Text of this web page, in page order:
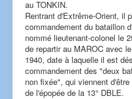
au TONKIN.
Rentrant d'Extrême-Orient, il
commandement du bataillon
nommé lieutenant-colonel le
de repartir au MAROC avec
1940, date à laquelle il est
commandement des "deux
non fixée", qui viennent
de l'épopée de la 13° DBLE.